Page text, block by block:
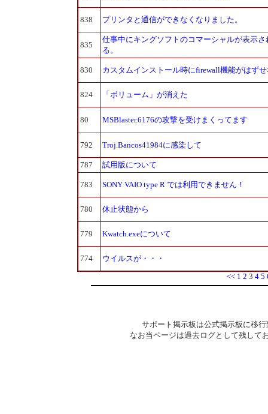
838 プリンタと通信ができなくなりました。
835
仕事中にキングソフトのコマーシャルが表示さ
る。
830 カスタムインストール時にfirewall機能がはず
824 「ボリューム」が消えた
80 MSBlaster.6176の攻撃を受けまくってます
792 Troj.Bancos41984に感染して
787 試用版について
783 SONY VAIO type R では利用できません！
780 休止状態から
779 Kwatch.exeについて
774
ウイルスが・・・
<< 1 2 3 4 5
サポート掲示板は公式掲示板に移
なお当ページは過去ログとして残して